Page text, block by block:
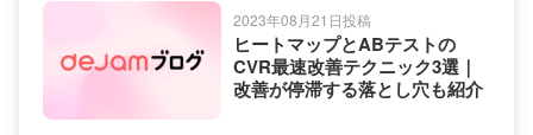
2023年08月21日投稿
ヒートマップとABテストの
CVR最速改善テクニック3選｜
改善が停滞する落とし穴も紹介